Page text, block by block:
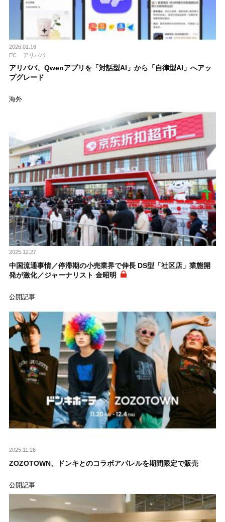
2026.01.16
EC
アリババ
アリババ、Qwenアプリを「対話型AI」から「自律型AI」へアッ
プグレード
海外
2025.12.27
中国流通事情／停滞期の小売業界で伸長 DS型「社区店」業態開
発が激化／ジャーナリスト 金昭明
公開記事
2025.11.26
ZOZOTOWN、ドンキとのコラボアパレルを期間限定で販売
公開記事